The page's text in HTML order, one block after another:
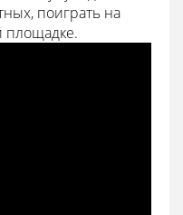
поиграть на
площадке.